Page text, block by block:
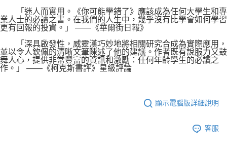
「迷人而實用。《你可能學錯了》應該成為任何大學生和專
業人士的必讀之書。在我們的人生中，幾乎沒有比學會如何學習
更有回報的投資。」 ——《華爾街日報》
「深具啟發性，威靈漢巧妙地將相關研究合成為實際應用，
並以令人欽佩的清晰文筆陳述了他的建議。作者既有說服力又鼓
舞人心，提供非常豐富的資訊和激勵：任何年齡學生的必讀之
作。」 ——《柯克斯書評》星級評論
顯示電腦版詳細說明
客服